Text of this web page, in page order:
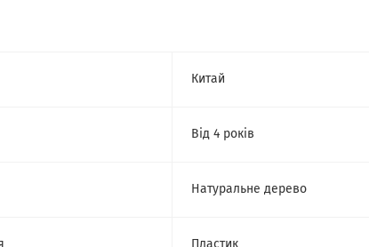
Китай
Від 4 років
Натуральне дерево
Пластик